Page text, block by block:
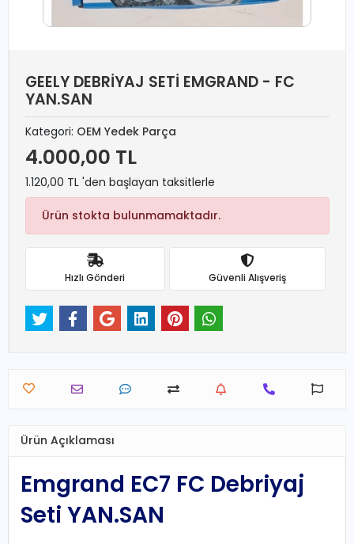
GEELY DEBRİYAJ SETİ EMGRAND - FC
YAN.SAN
Kategori: OEM Yedek Parça
4.000,00 TL
1.120,00 TL 'den başlayan taksitlerle
Ürün stokta bulunmamaktadır.
Hızlı Gönderi Güvenli Alışveriş
Ürün Açıklaması
Emgrand EC7 FC Debriyaj
Seti YAN.SAN